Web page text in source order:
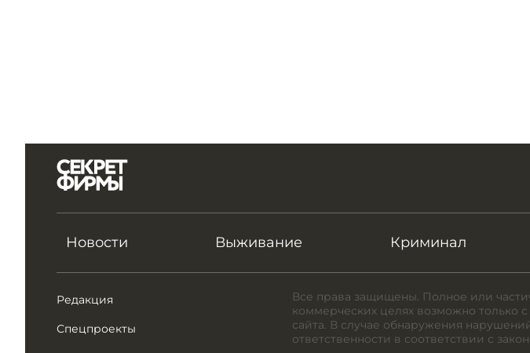
Новости Выживание Криминал
Редакция
Спецпроекты
Все права защищены. Полное или
коммерческих целях возможно только
сайта. В случае обнаружения
ответственности в соответствии с